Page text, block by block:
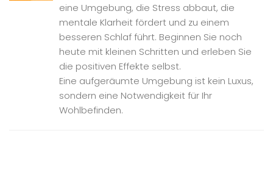
eine Umgebung, die Stress abbaut, die
mentale Klarheit fördert und zu einem
besseren Schlaf führt. Beginnen Sie noch
heute mit kleinen Schritten und erleben Sie
die positiven Effekte selbst.
Eine aufgeräumte Umgebung ist kein Luxus,
sondern eine Notwendigkeit für Ihr
Wohlbefinden.